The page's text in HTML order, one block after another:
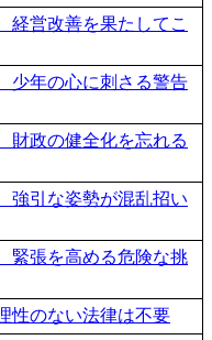
営改善を果たしてこ
年の心に刺さる警告
政の健全化を忘れる
引な姿勢が混乱招い
張を高める危険な挑
性のない法律は不要